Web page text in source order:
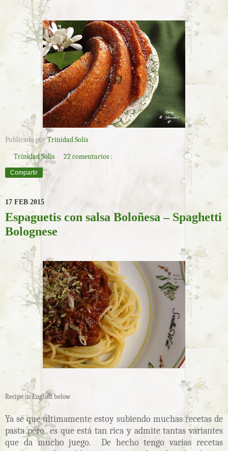
Publicado porTrinidad Solís
Trinidad Solís
22 comentarios :
Compartir
17 FEB 2015
Espaguetis con salsa Boloñesa – Spaghetti
Bolognese
Recipe in English below
Ya sé que últimamente estoy subiendo muchas recetas de
pasta pero es que está tan rica y admite tantas variantes
que da mucho juego. De hecho tengo varias recetas